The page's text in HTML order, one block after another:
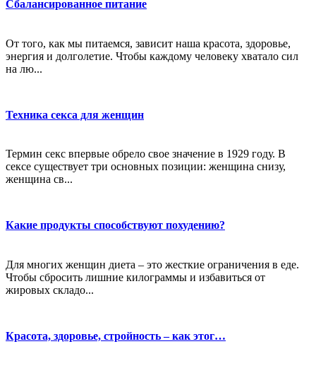
Сбалансированное питание
От того, как мы питаемся, зависит наша красота, здоровье,
энергия и долголетие. Чтобы каждому человеку хватало сил
на лю...
Техника секса для женщин
Термин секс впервые обрело свое значение в 1929 году. В
сексе существует три основных позиции: женщина снизу,
женщина св...
Какие продукты способствуют похудению?
Для многих женщин диета – это жесткие ограничения в еде.
Чтобы сбросить лишние килограммы и избавиться от
жировых складо...
Красота, здоровье, стройность – как этог…